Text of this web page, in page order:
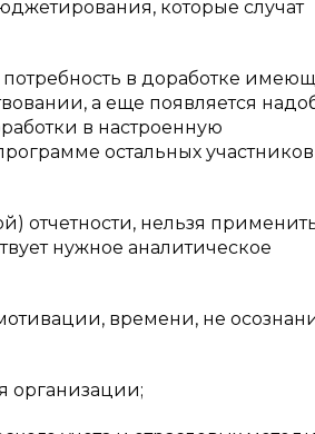
которые случат
в доработке
а еще появляется
в настроенную
остальных участников
отчетности, нельзя
нужное аналитическое
времени, не
организации;